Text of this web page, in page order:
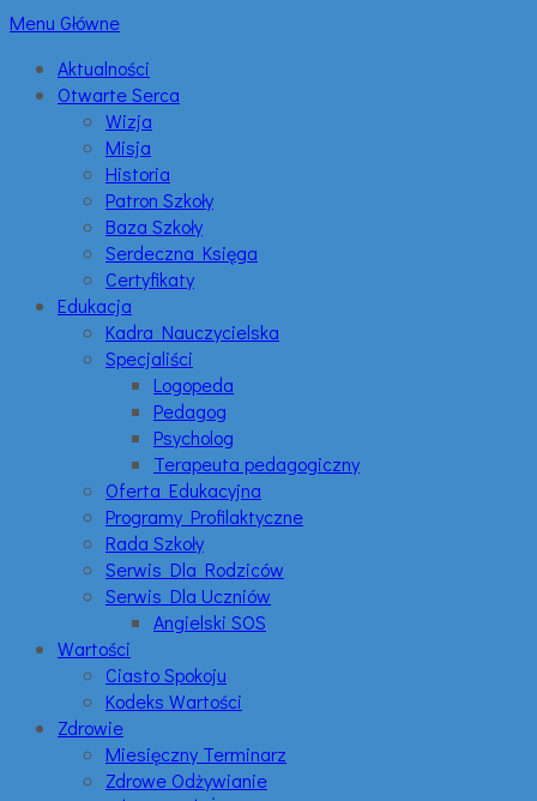
Menu Główne
Aktualności
Otwarte Serca
Wizja
Misja
Historia
Patron Szkoły
Baza Szkoły
Serdeczna Księga
Certyfikaty
Edukacja
Kadra Nauczycielska
Specjaliści
Logopeda
Pedagog
Psycholog
Terapeuta pedagogiczny
Oferta Edukacyjna
Programy Profilaktyczne
Rada Szkoły
Serwis Dla Rodziców
Serwis Dla Uczniów
Angielski SOS
Wartości
Ciasto Spokoju
Kodeks Wartości
Zdrowie
Miesięczny Terminarz
Zdrowe Odżywianie